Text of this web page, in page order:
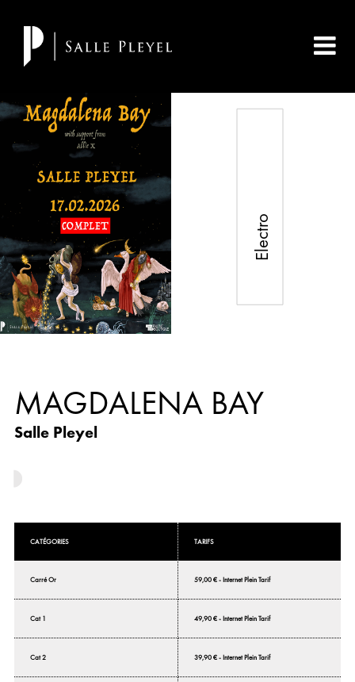
Electro
MAGDALENA BAY
Salle Pleyel
CATÉGORIES TARIFS
Carré Or 59,00 € - Internet Plein Tarif
Cat 1 49,90 € - Internet Plein Tarif
Cat 2 39,90 € - Internet Plein Tarif